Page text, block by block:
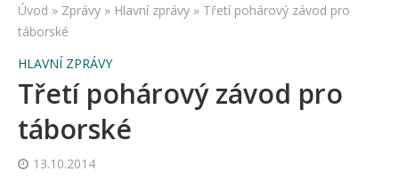
Úvod » Zprávy » Hlavní zprávy » Třetí pohárový závod pro
táborské
HLAVNÍ ZPRÁVY
Třetí pohárový závod pro
táborské
13.10.2014